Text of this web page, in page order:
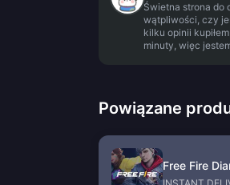
Świetna strona do
wątpliwości, czy
kilku opinii
minuty, więc
Powiązane